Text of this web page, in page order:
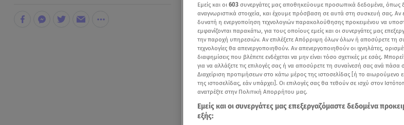
Εμείς και οι 603 συνεργάτες μας αποθηκεύουμε προσωπικά δεδομένα, όπως
αναγνωριστικά στοιχεία, και έχουμε πρόσβαση σε αυτά στη συσκευή σας. Αν
δυνατή η ενεργοποίηση τεχνολογιών παρακολούθησης προκειμένου να
εμφανίζονται παρακάτω, για τους οποίους εμείς και οι συνεργάτες μας
την παροχή υπηρεσιών. Αν επιλέξετε Απόρριψη όλων όλων ή αποσύρετε τη
τεχνολογίες θα απενεργοποιηθούν. Αν απενεργοποιηθούν οι ιχνηλάτες,
διαφημίσεις που βλέπετε ενδέχεται να μην είναι τόσο σχετικές με εσάς.
για να αλλάξετε τις επιλογές σας ή να αποσύρετε τη συναίνεσή σας ανά
Διαχείριση προτιμήσεων στο κάτω μέρος της ιστοσελίδας [ή το αιωρούμενο
της ιστοσελίδας, εάν υπάρχει]. Οι επιλογές σας θα τεθούν σε ισχύ στον
ανατρέξτε στην Πολιτική Απορρήτου μας.
Εμείς και οι συνεργάτες μας επεξεργαζόμαστε δεδομένα
εξής: